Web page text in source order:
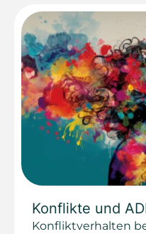
Konflikte und
Konfliktverhalten